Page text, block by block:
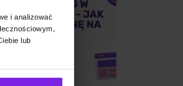
i analizować
lub